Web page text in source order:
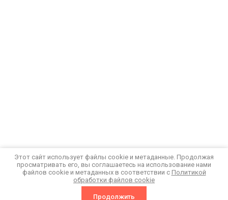
Этот сайт использует файлы cookie и метаданные. Продолжая
просматривать его, вы соглашаетесь на использование нами
файлов cookie и метаданных в соответствии с Политикой
обработки файлов cookie
Продолжить